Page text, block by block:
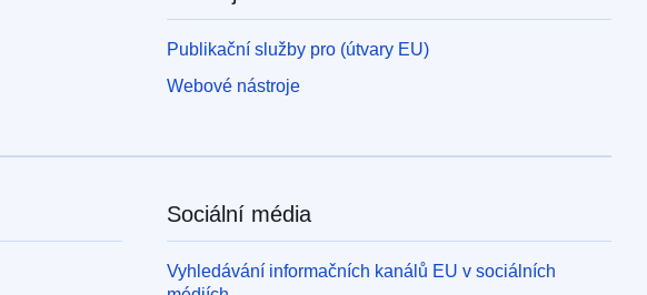
Publikační služby pro (útvary EU)
Webové nástroje
Sociální média
Vyhledávání informačních kanálů EU v sociálních